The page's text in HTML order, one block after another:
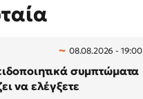
08.08.2026 - 19:00
συμπτώματα
να ελέγξετε